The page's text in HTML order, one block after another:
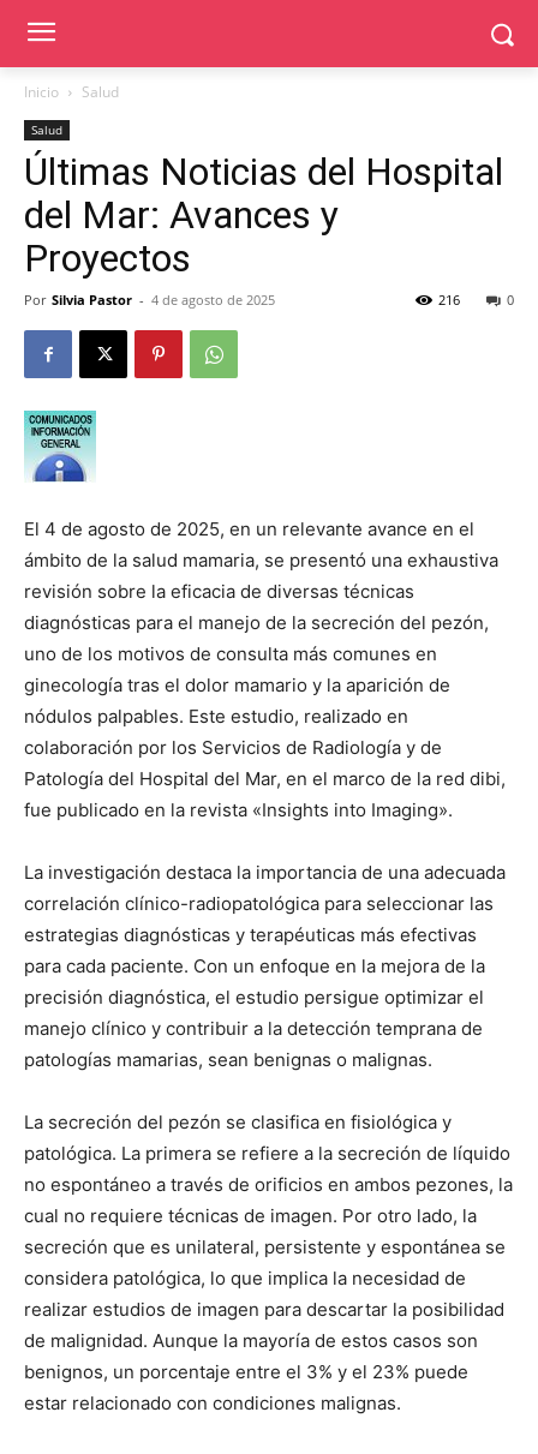
Inicio Salud
Salud
Últimas Noticias del Hospital
del Mar: Avances y
Proyectos
Por Silvia Pastor - 4 de agosto de 2025 0
216
El 4 de agosto de 2025, en un relevante avance en el
ámbito de la salud mamaria, se presentó una exhaustiva
revisión sobre la eficacia de diversas técnicas
diagnósticas para el manejo de la secreción del pezón,
uno de los motivos de consulta más comunes en
ginecología tras el dolor mamario y la aparición de
nódulos palpables. Este estudio, realizado en
colaboración por los Servicios de Radiología y de
Patología del Hospital del Mar, en el marco de la red dibi,
fue publicado en la revista «Insights into Imaging».
La investigación destaca la importancia de una adecuada
correlación clínico-radiopatológica para seleccionar las
estrategias diagnósticas y terapéuticas más efectivas
para cada paciente. Con un enfoque en la mejora de la
precisión diagnóstica, el estudio persigue optimizar el
manejo clínico y contribuir a la detección temprana de
patologías mamarias, sean benignas o malignas.
La secreción del pezón se clasifica en fisiológica y
patológica. La primera se refiere a la secreción de líquido
no espontáneo a través de orificios en ambos pezones, la
cual no requiere técnicas de imagen. Por otro lado, la
secreción que es unilateral, persistente y espontánea se
considera patológica, lo que implica la necesidad de
realizar estudios de imagen para descartar la posibilidad
de malignidad. Aunque la mayoría de estos casos son
benignos, un porcentaje entre el 3% y el 23% puede
estar relacionado con condiciones malignas.